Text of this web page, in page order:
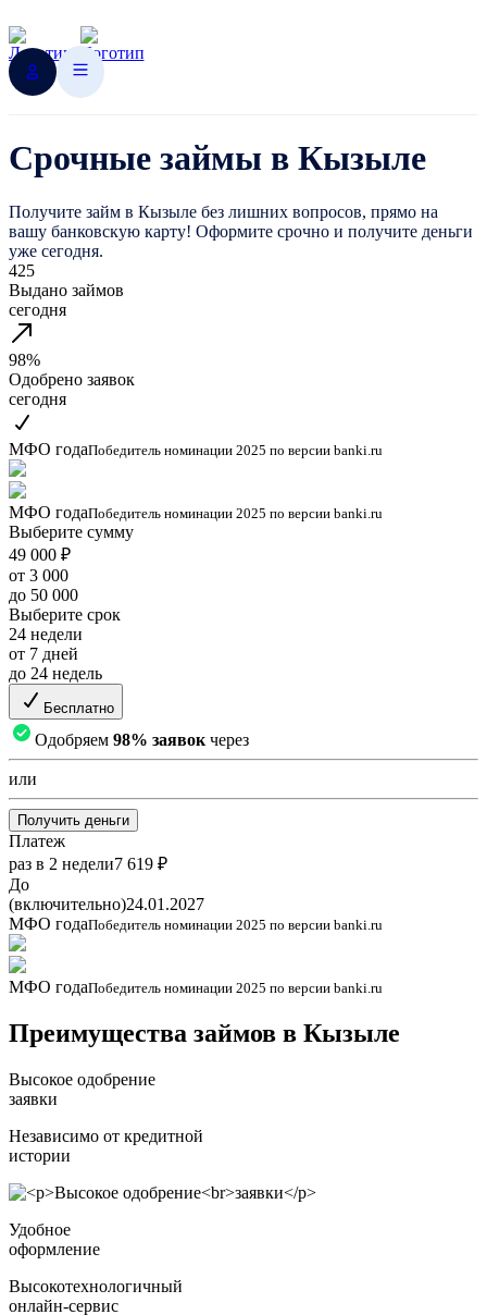
Срочные займы в Кызыле
Получите займ в Кызыле без лишних вопросов, прямо на
вашу банковскую карту! Оформите срочно и получите деньги
уже сегодня.
425
Выдано займов
сегодня
98%
Одобрено заявок
сегодня
МФО годаПобедитель номинации 2025 по версии banki.ru
МФО годаПобедитель номинации 2025 по версии banki.ru
Выберите сумму
49 000 ₽
от 3 000
до 50 000
Выберите срок
24 недели
от 7 дней
до 24 недель
Бесплатно
Одобряем 98% заявок через
или
Получить деньги
Платеж
раз в 2 недели7 619 ₽
До
(включительно)24.01.2027
МФО годаПобедитель номинации 2025 по версии banki.ru
МФО годаПобедитель номинации 2025 по версии banki.ru
Преимущества займов в Кызыле
Высокое одобрение
заявки
Независимо от кредитной
истории
Удобное
оформление
Высокотехнологичный
онлайн-сервис